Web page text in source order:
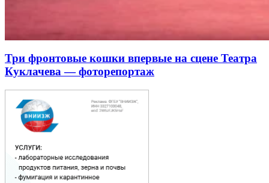
Три фронтовые кошки впервые на сцене Театра
Куклачева — фоторепортаж